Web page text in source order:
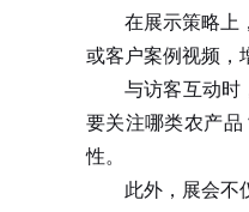
在展示策略上，
或客户案例视频，
与访客互动时，
要关注哪类农产品
性。
此外，展会不仅